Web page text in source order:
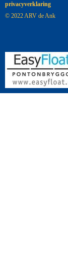
privacyverklaring
© 2022 ARV de Ank